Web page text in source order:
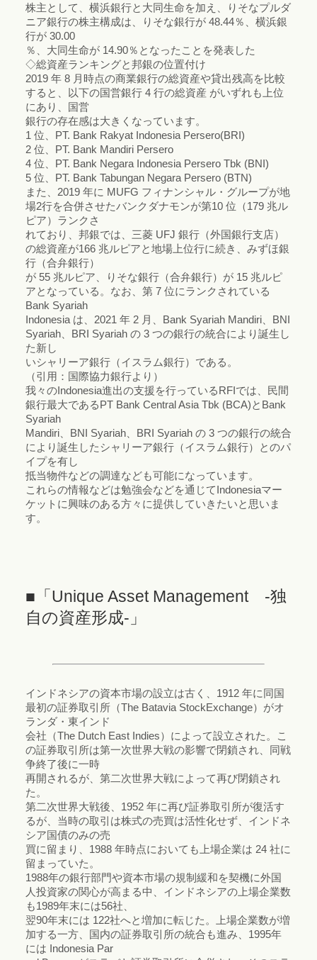
株主として、横浜銀行と大同生命を加え、りそなプルダ
ニア銀行の株主構成は、りそな銀行が 48.44％、横浜銀
行が 30.00
％、大同生命が 14.90％となったことを発表した
◇総資産ランキングと邦銀の位置付け
2019 年 8 月時点の商業銀行の総資産や貸出残高を比較
すると、以下の国営銀行 4 行の総資産 がいずれも上位
にあり、国営
銀行の存在感は大きくなっています。
1 位、PT. Bank Rakyat Indonesia Persero(BRI)
2 位、PT. Bank Mandiri Persero
4 位、PT. Bank Negara Indonesia Persero Tbk (BNI)
5 位、PT. Bank Tabungan Negara Persero (BTN)
また、2019 年に MUFG フィナンシャル・グループが地
場2行を合併させたバンクダナモンが第10 位（179 兆ル
ピア）ランクさ
れており、邦銀では、三菱 UFJ 銀行（外国銀行支店）
の総資産が166 兆ルピアと地場上位行に続き、みずほ銀
行（合弁銀行）
が 55 兆ルピア、りそな銀行（合弁銀行）が 15 兆ルピ
アとなっている。なお、第 7 位にランクされている
Bank Syariah
Indonesia は、2021 年 2 月、Bank Syariah Mandiri、BNI
Syariah、BRI Syariah の 3 つの銀行の統合により誕生し
た新し
いシャリーア銀行（イスラム銀行）である。
（引用：国際協力銀行より）
我々のIndonesia進出の支援を行っているRFIでは、民間
銀行最大であるPT Bank Central Asia Tbk (BCA)とBank
Syariah
Mandiri、BNI Syariah、BRI Syariah の 3 つの銀行の統合
により誕生したシャリーア銀行（イスラム銀行）とのパ
イプを有し
抵当物件などの調達なども可能になっています。
これらの情報などは勉強会などを通じてIndonesiaマー
ケットに興味のある方々に提供していきたいと思いま
す。
■「Unique Asset Management -独
自の資産形成-」
インドネシアの資本市場の設立は古く、1912 年に同国
最初の証券取引所（The Batavia StockExchange）がオ
ランダ・東インド
会社（The Dutch East Indies）によって設立された。こ
の証券取引所は第一次世界大戦の影響で閉鎖され、同戦
争終了後に一時
再開されるが、第二次世界大戦によって再び閉鎖され
た。
第二次世界大戦後、1952 年に再び証券取引所が復活す
るが、当時の取引は株式の売買は活性化せず、インドネ
シア国債のみの売
買に留まり、1988 年時点においても上場企業は 24 社に
留まっていた。
1988年の銀行部門や資本市場の規制緩和を契機に外国
人投資家の関心が高まる中、インドネシアの上場企業数
も1989年末には56社、
翌90年末には 122社へと増加に転じた。上場企業数が増
加する一方、国内の証券取引所の統合も進み、1995年
には Indonesia Par